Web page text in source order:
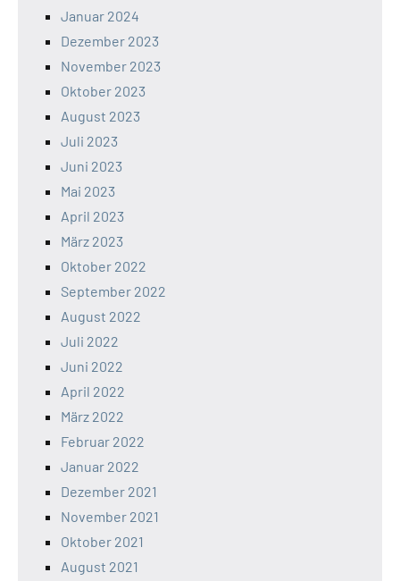
Januar 2024
Dezember 2023
November 2023
Oktober 2023
August 2023
Juli 2023
Juni 2023
Mai 2023
April 2023
März 2023
Oktober 2022
September 2022
August 2022
Juli 2022
Juni 2022
April 2022
März 2022
Februar 2022
Januar 2022
Dezember 2021
November 2021
Oktober 2021
August 2021